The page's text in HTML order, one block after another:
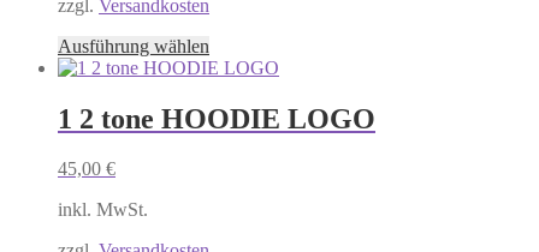
werden
zzgl. Versandkosten
Ausführung wählen
Produkt
mehrere
Varianten
1 2 tone HOODIE LOGO
45,00 €
inkl. MwSt.